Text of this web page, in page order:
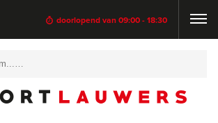
doorlopend van 09:00 - 18:30